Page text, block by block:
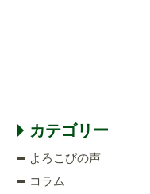
カテゴリー
よろこびの声
コラム